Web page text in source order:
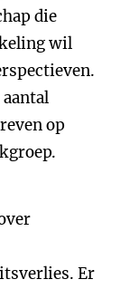
die
wil
op
Er